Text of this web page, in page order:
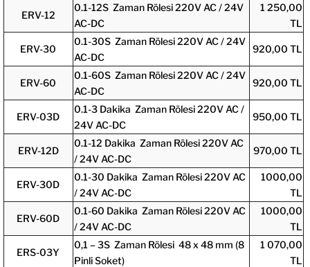
ERV-12
0.1-12S Zaman Rölesi 220V AC / 24V
AC-DC
1 250,00
TL
ERV-30
0.1-30S Zaman Rölesi 220V AC / 24V
AC-DC
920,00 TL
ERV-60
0.1-60S Zaman Rölesi 220V AC / 24V
AC-DC
920,00 TL
ERV-03D
0.1-3 Dakika Zaman Rölesi 220V AC /
24V AC-DC
950,00 TL
ERV-12D
0.1-12 Dakika Zaman Rölesi 220V AC
/ 24V AC-DC
970,00 TL
ERV-30D
0.1-30 Dakika Zaman Rölesi 220V AC
/ 24V AC-DC
1000,00
TL
ERV-60D
0.1-60 Dakika Zaman Rölesi 220V AC
/ 24V AC-DC
1000,00
TL
ERS-03Y
0,1 – 3S Zaman Rölesi 48 x 48 mm (8
Pinli Soket)
1 070,00
TL